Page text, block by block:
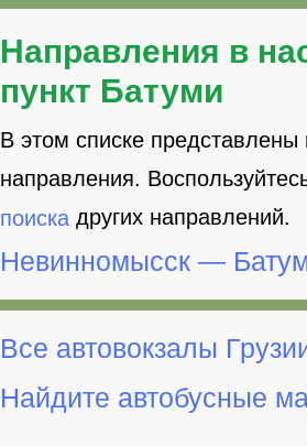
Направления в
пункт Батуми
В этом списке
направления.
поиска других направлений.
Невинномысск —
Все автовокзалы
Найдите автобусные